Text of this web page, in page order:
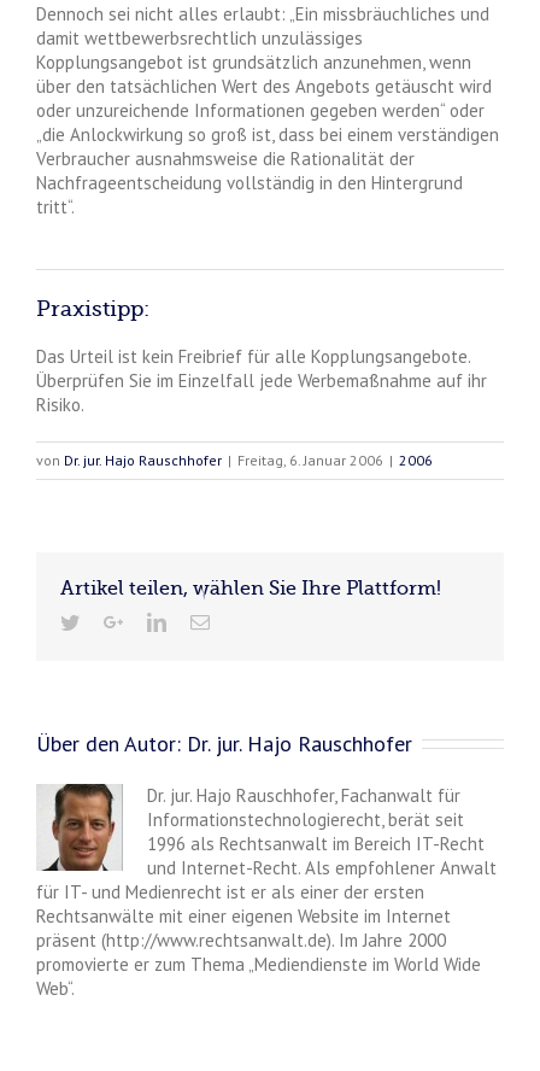
Dennoch sei nicht alles erlaubt: „Ein missbräuchliches und
damit wettbewerbsrechtlich unzulässiges
Kopplungsangebot ist grundsätzlich anzunehmen, wenn
über den tatsächlichen Wert des Angebots getäuscht wird
oder unzureichende Informationen gegeben werden“ oder
„die Anlockwirkung so groß ist, dass bei einem verständigen
Verbraucher ausnahmsweise die Rationalität der
Nachfrageentscheidung vollständig in den Hintergrund
tritt“.
Praxistipp:
Das Urteil ist kein Freibrief für alle Kopplungsangebote.
Überprüfen Sie im Einzelfall jede Werbemaßnahme auf ihr
Risiko.
von Dr. jur. Hajo Rauschhofer | Freitag, 6. Januar 2006 | 2006
Artikel teilen, wählen Sie Ihre Plattform!
Über den Autor: Dr. jur. Hajo Rauschhofer
Dr. jur. Hajo Rauschhofer, Fachanwalt für
Informationstechnologierecht, berät seit
1996 als Rechtsanwalt im Bereich IT-Recht
und Internet-Recht. Als empfohlener Anwalt
für IT- und Medienrecht ist er als einer der ersten
Rechtsanwälte mit einer eigenen Website im Internet
präsent (http://www.rechtsanwalt.de). Im Jahre 2000
promovierte er zum Thema „Mediendienste im World Wide
Web“.